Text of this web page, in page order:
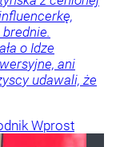
o Idze
ani
udawali, że
Wprost